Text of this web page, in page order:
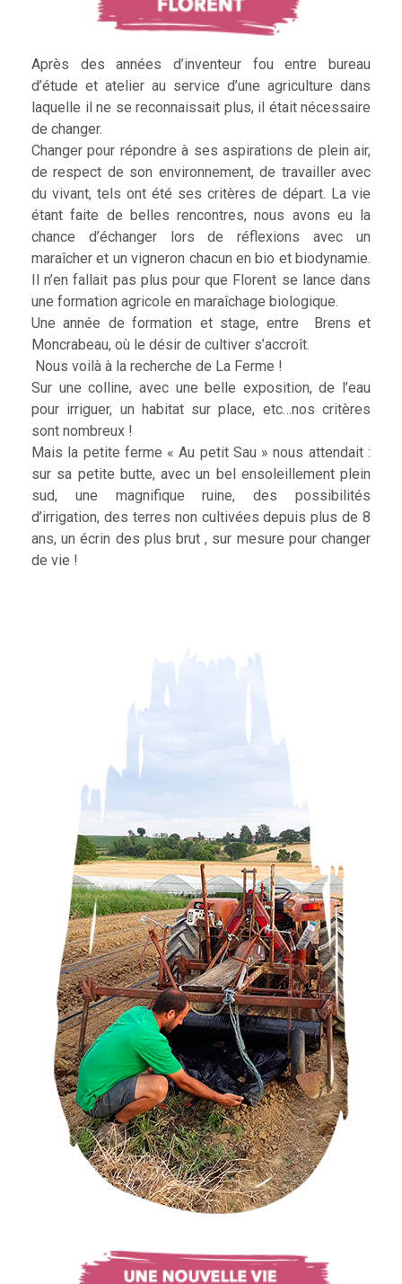
Après des années d’inventeur fou entre bureau
d’étude et atelier au service d’une agriculture dans
laquelle il ne se reconnaissait plus, il était nécessaire
de changer.
Changer pour répondre à ses aspirations de plein air,
de respect de son environnement, de travailler avec
du vivant, tels ont été ses critères de départ. La vie
étant faite de belles rencontres, nous avons eu la
chance d’échanger lors de réflexions avec un
maraîcher et un vigneron chacun en bio et biodynamie.
Il n’en fallait pas plus pour que Florent se lance dans
une formation agricole en maraîchage biologique.
Une année de formation et stage, entre Brens et
Moncrabeau, où le désir de cultiver s’accroît.
Nous voilà à la recherche de La Ferme !
Sur une colline, avec une belle exposition, de l’eau
pour irriguer, un habitat sur place, etc…nos critères
sont nombreux !
Mais la petite ferme « Au petit Sau » nous attendait :
sur sa petite butte, avec un bel ensoleillement plein
sud, une magnifique ruine, des possibilités
d’irrigation, des terres non cultivées depuis plus de 8
ans, un écrin des plus brut , sur mesure pour changer
de vie !